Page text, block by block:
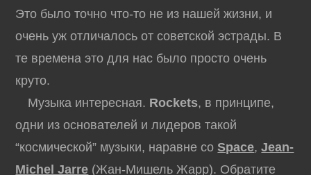
Это было точно что-то не из нашей жизни, и
очень уж отличалось от советской эстрады. В
те времена это для нас было просто очень
круто.
Музыка интересная. Rockets, в принципе,
одни из основателей и лидеров такой
“космической” музыки, наравне соSpace,Jean-
Michel Jarre (Жан-Мишель Жарр). Обратите